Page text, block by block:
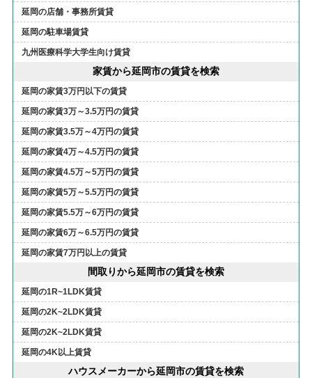
延岡の店舗・事務所賃貸
延岡の駐車場賃貸
九州医療科学大学生向け賃貸
家賃から延岡市の賃貸を検索
延岡の家賃3万円以下の賃貸
延岡の家賃3万～3.5万円の賃貸
延岡の家賃3.5万～4万円の賃貸
延岡の家賃4万～4.5万円の賃貸
延岡の家賃4.5万～5万円の賃貸
延岡の家賃5万～5.5万円の賃貸
延岡の家賃5.5万～6万円の賃貸
延岡の家賃6万～6.5万円の賃貸
延岡の家賃7万円以上の賃貸
間取りから延岡市の賃貸を検索
延岡の1R~1LDK賃貸
延岡の2K~2LDK賃貸
延岡の2K~2LDK賃貸
延岡の4K以上賃貸
ハウスメーカーから延岡市の賃貸を検索